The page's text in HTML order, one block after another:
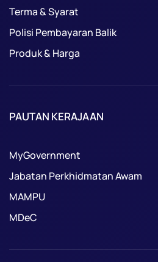
Terma & Syarat
Polisi Pembayaran Balik
Produk & Harga
PAUTAN KERAJAAN
MyGovernment
Jabatan Perkhidmatan Awam
MAMPU
MDeC